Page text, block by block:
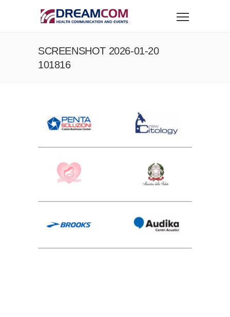
SCREENSHOT 2026-01-20
101816